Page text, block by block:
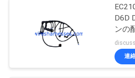
な
圧力変換器
D6D
ンの
連